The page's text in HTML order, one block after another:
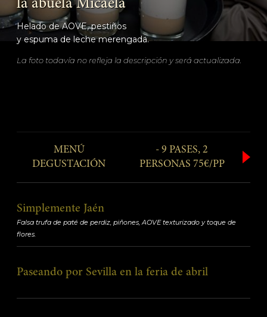
la abuela Micaela
Helado de AOVE, pestiños
y espuma de leche merengada.
La foto todavía no refleja la descripción y será actualizada.
MENÚ
DEGUSTACIÓN
- 9 PASES, 2
PERSONAS 75€/PP
Simplemente Jaén
Falsa trufa de paté de perdiz, piñones, AOVE texturizado y toque de
flores.
Paseando por Sevilla en la feria de abril